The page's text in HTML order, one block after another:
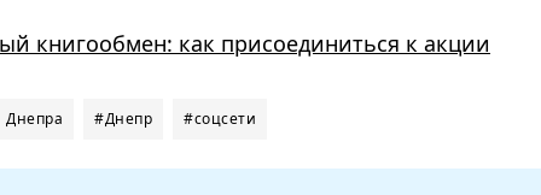
книгообмен: как присоединиться к акции
Днепра #Днепр #соцсети